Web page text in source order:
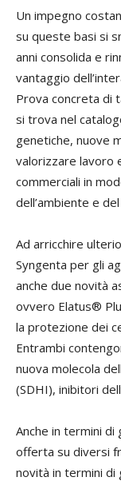
Un impegno
su queste basi si
anni consolida e
vantaggio
Prova concreta di
si trova nel
genetiche, nuove
valorizzare lavoro
commerciali in
dell’ambiente e
Ad arricchire
Syngenta per gli
anche due novità
ovvero Elatus®
la protezione dei
Entrambi
nuova molecola
(SDHI), inibitori
Anche in termini di
offerta su diversi
novità in termini di